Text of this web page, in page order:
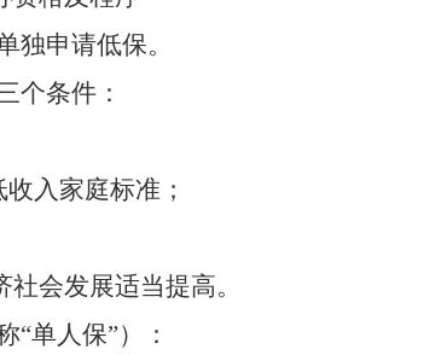
独申请低保。
个条件：
入家庭标准；
会发展适当提高。
“单人保”）：